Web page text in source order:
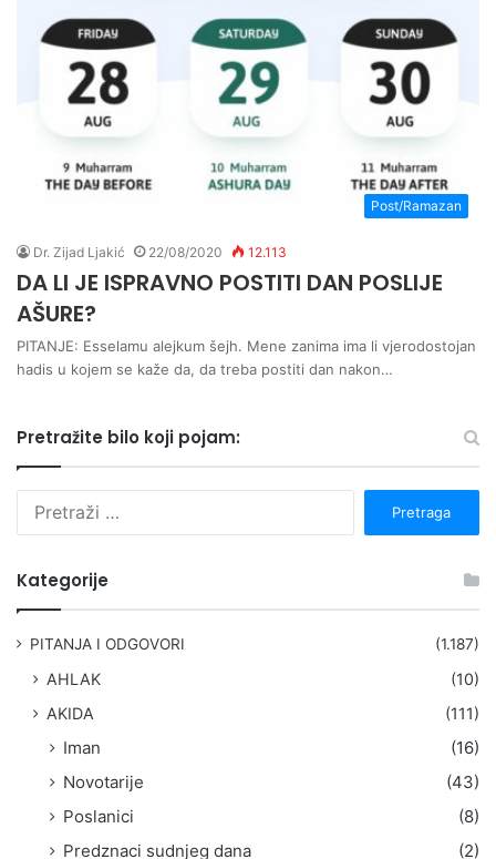
Post/Ramazan
Dr. Zijad Ljakić 22/08/2020 12.113
DA LI JE ISPRAVNO POSTITI DAN POSLIJE
AŠURE?
PITANJE: Esselamu alejkum šejh. Mene zanima ima li vjerodostojan
hadis u kojem se kaže da, da treba postiti dan nakon…
Pretražite bilo koji pojam:
Kategorije
PITANJA I ODGOVORI (1.187)
AHLAK
(10)
AKIDA
(111)
Iman
(16)
Novotarije
(43)
Poslanici
(8)
Predznaci sudnjeg dana
(2)